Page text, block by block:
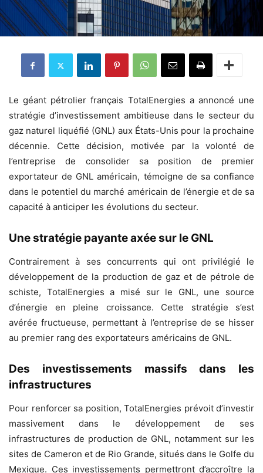
Le géant pétrolier français TotalEnergies a annoncé une
stratégie d’investissement ambitieuse dans le secteur du
gaz naturel liquéfié (GNL) aux États-Unis pour la prochaine
décennie. Cette décision, motivée par la volonté de
l’entreprise de consolider sa position de premier
exportateur de GNL américain, témoigne de sa confiance
dans le potentiel du marché américain de l’énergie et de sa
capacité à anticiper les évolutions du secteur.
Une stratégie payante axée sur le GNL
Contrairement à ses concurrents qui ont privilégié le
développement de la production de gaz et de pétrole de
schiste, TotalEnergies a misé sur le GNL, une source
d’énergie en pleine croissance. Cette stratégie s’est
avérée fructueuse, permettant à l’entreprise de se hisser
au premier rang des exportateurs américains de GNL.
Des investissements massifs dans les
infrastructures
Pour renforcer sa position, TotalEnergies prévoit d’investir
massivement dans le développement de ses
infrastructures de production de GNL, notamment sur les
sites de Cameron et de Rio Grande, situés dans le Golfe du
Mexique. Ces investissements permettront d’accroître la